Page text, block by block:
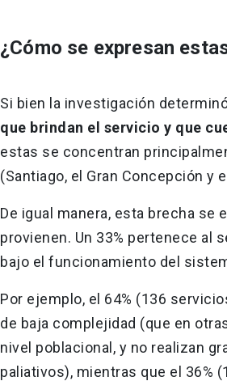
¿Cómo se expresan
Si bien la investigación
que brindan el servicio y que
estas se concentran
(Santiago, el Gran Concepción y
De igual manera, esta brecha se
provienen. Un 33% pertenece al
bajo el funcionamiento del
Por ejemplo, el 64% (136
de baja complejidad (que en
nivel poblacional, y no realizan
paliativos), mientras que el 36%